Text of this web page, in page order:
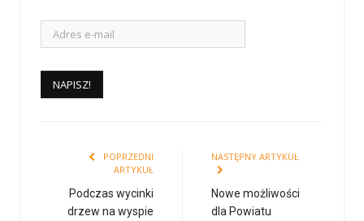
POPRZEDNI
ARTYKUŁ
Podczas wycinki
drzew na wyspie
NASTĘPNY ARTYKUŁ
Nowe możliwości
dla Powiatu